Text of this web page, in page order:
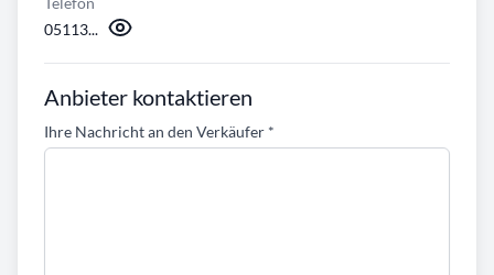
05113...
Anbieter kontaktieren
Ihre Nachricht an den Verkäufer *